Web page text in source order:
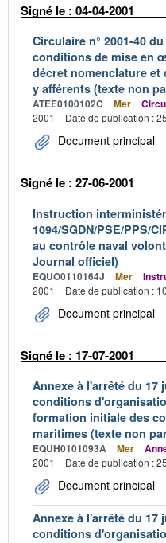
Signé le : 04-04-2001
Circulaire n° 2001-40
conditions de mise en
décret nomenclature
y afférents (texte non
ATEE0100102C Mer
2001
Date de publication :
Document principal
Signé le : 27-06-2001
Instruction
1094/SGDN/PSE/PPS/
au contrôle naval
Journal officiel)
EQUO0110164J Mer
2001
Date de publication :
Document principal
Signé le : 17-07-2001
Annexe à l'arrêté du 17
conditions
formation initiale des
maritimes (texte non
EQUH0101093A Mer
2001
Date de publication :
Document principal
Annexe à l'arrêté du 17
conditions